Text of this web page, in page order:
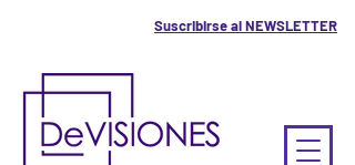
Suscribirse al NEWSLETTER